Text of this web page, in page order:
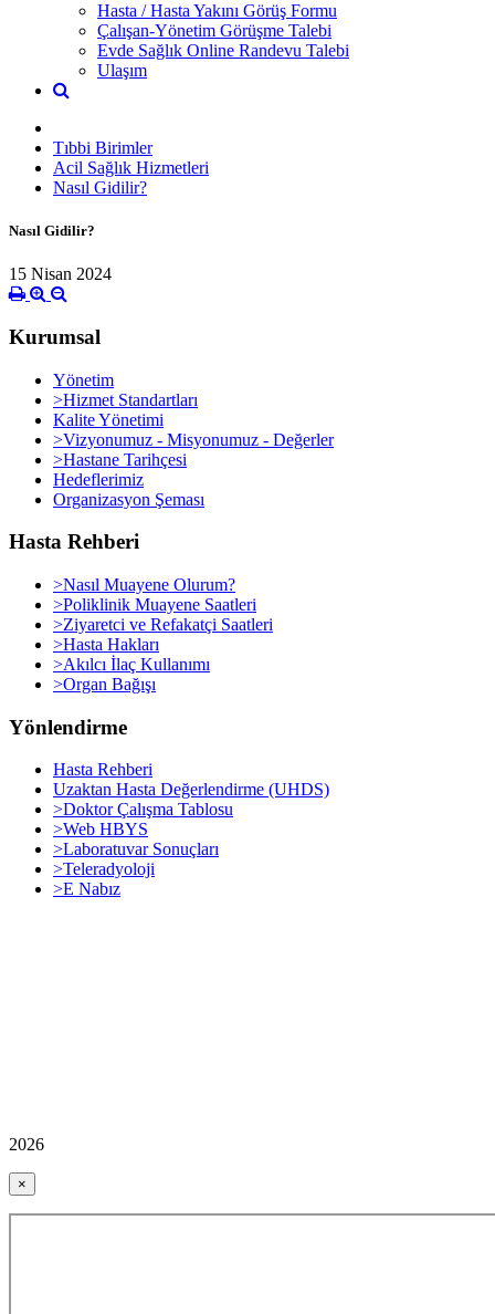
Hasta / Hasta Yakını Görüş Formu
Çalışan-Yönetim Görüşme Talebi
Evde Sağlık Online Randevu Talebi
Ulaşım
Tıbbi Birimler
Acil Sağlık Hizmetleri
Nasıl Gidilir?
Nasıl Gidilir?
15 Nisan 2024
Kurumsal
Yönetim
>Hizmet Standartları
Kalite Yönetimi
>Vizyonumuz - Misyonumuz - Değerler
>Hastane Tarihçesi
Hedeflerimiz
Organizasyon Şeması
Hasta Rehberi
>Nasıl Muayene Olurum?
>Poliklinik Muayene Saatleri
>Ziyaretci ve Refakatçi Saatleri
>Hasta Hakları
>Akılcı İlaç Kullanımı
>Organ Bağışı
Yönlendirme
Hasta Rehberi
Uzaktan Hasta Değerlendirme (UHDS)
>Doktor Çalışma Tablosu
>Web HBYS
>Laboratuvar Sonuçları
>Teleradyoloji
>E Nabız
2026
×